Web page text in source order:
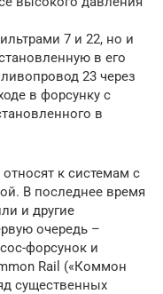
7 и 22, но и
в его
23 через
в форсунку с
в
к системам с
В последнее время
и другие
очередь –
форсунок и
Rail («Коммон
существенных